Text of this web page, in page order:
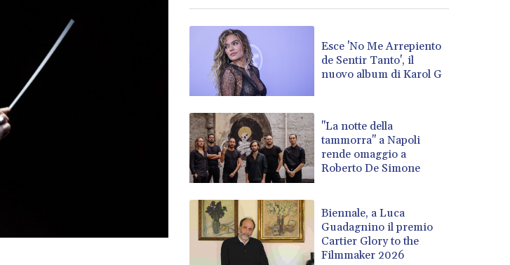
Esce 'No Me Arrepiento
de Sentir Tanto', il
nuovo album di Karol G
"La notte della
tammorra" a Napoli
rende omaggio a
Roberto De Simone
Biennale, a Luca
Guadagnino il premio
Cartier Glory to the
Filmmaker 2026